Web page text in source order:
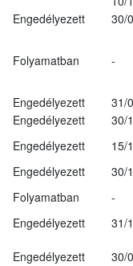
Engedélyezett
30/
Folyamatban -
Engedélyezett
31/
Engedélyezett
30/
Engedélyezett
15/
Engedélyezett
30/
Folyamatban
-
Engedélyezett
31/
Engedélyezett 30/